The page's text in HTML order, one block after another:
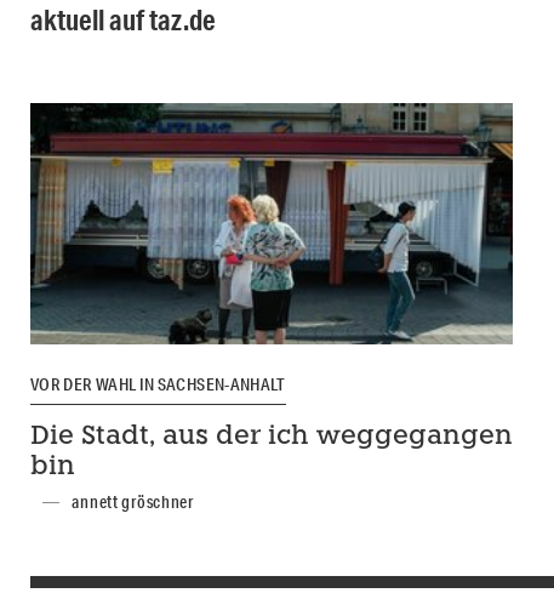
aktuell auf taz.de
VOR DER WAHL IN SACHSEN-ANHALT
Die Stadt, aus der ich weggegangen
bin
annett gröschner